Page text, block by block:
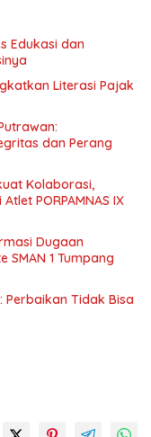
Edukasi dan
Literasi Pajak
dan Perang
Kolaborasi,
PORPAMNAS IX
Dugaan
SMAN 1 Tumpang
Perbaikan Tidak Bisa